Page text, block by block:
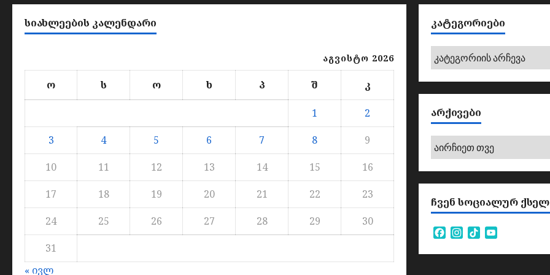
ᲡᲘᲐᲮᲚᲔᲔᲑᲘᲡ ᲙᲐᲚᲔᲜᲓᲐᲠᲘ
აგვისტო 2026
ო ს ო ხ პ შ კ
1
2
3
4 5 6 7 8
9
10
11 12 13 14 15
16
17
18 19 20 21 22
23
24
25 26 27 28 29
30
31
« ივლ
ᲙᲐᲢᲔᲒᲝᲠᲘᲔᲑᲘ
კატეგორიები
ᲐᲠᲥᲘᲕᲔᲑᲘ
არქივები
ᲩᲕᲔᲜ ᲡᲝᲪᲘᲐᲚᲣᲠ
Facebook
Instagram
TikTok